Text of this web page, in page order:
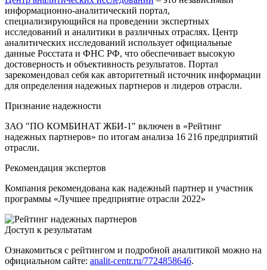
информационно-аналитический портал,
специализирующийся на проведении экспертных
исследований и аналитики в различных отраслях. Центр
аналитических исследований использует официальные
данные Росстата и ФНС РФ, что обеспечивает высокую
достоверность и объективность результатов. Портал
зарекомендовал себя как авторитетный источник информации
для определения надежных партнеров и лидеров отрасли.
Признание надежности
ЗАО "ПО КОМБИНАТ ЖБИ-1" включен в «Рейтинг
надежных партнеров» по итогам анализа 16 216 предприятий
отрасли.
Рекомендация экспертов
Компания рекомендована как надежный партнер и участник
программы «Лучшее предприятие отрасли 2022»
Доступ к результатам
Ознакомиться с рейтингом и подробной аналитикой можно на
официальном сайте: analit-centr.ru/7724858646.